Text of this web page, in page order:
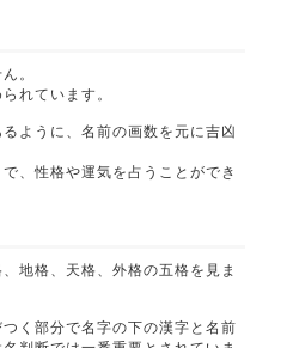
。
れています。
ように、名前の画数を元に吉凶
、性格や運気を占うことができ
地格、天格、外格の五格を見ま
く部分で名字の下の漢字と名前